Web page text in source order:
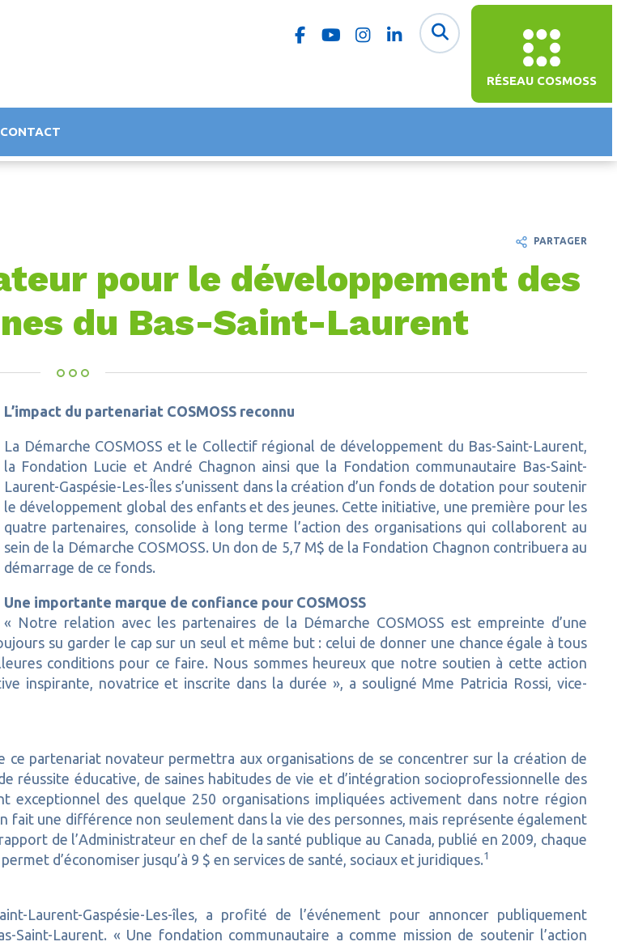
RÉSEAU COSMOSS
CONTACT
pour le développement des
du Bas-Saint-Laurent
L’impact du partenariat COSMOSS reconnu
La Démarche COSMOSS et le Collectif régional de développement du Bas-Saint-Laurent,
la Fondation Lucie et André Chagnon ainsi que la Fondation communautaire Bas-Saint-
Laurent-Gaspésie-Les-Îles s’unissent dans la création d’un fonds de dotation pour soutenir
le développement global des enfants et des jeunes. Cette initiative, une première pour les
quatre partenaires, consolide à long terme l’action des organisations qui collaborent au
sein de la Démarche COSMOSS. Un don de 5,7 M$ de la Fondation Chagnon contribuera au
démarrage de ce fonds.
Une importante marque de confiance pour COSMOSS
« Notre relation avec les partenaires de la Démarche COSMOSS est empreinte d’une
su garder le cap sur un seul et même but : celui de donner une chance égale à tous
conditions pour ce faire. Nous sommes heureux que notre soutien à cette action
novatrice et inscrite dans la durée », a souligné Mme Patricia Rossi, vice-
ce partenariat novateur permettra aux organisations de se concentrer sur la création de
éducative, de saines habitudes de vie et d’intégration socioprofessionnelle des
exceptionnel des quelque 250 organisations impliquées activement dans notre région
fait une différence non seulement dans la vie des personnes, mais représente également
de l’Administrateur en chef de la santé publique au Canada, publié en 2009, chaque
d’économiser jusqu’à 9 $ en services de santé, sociaux et juridiques.1
Laurent-Gaspésie-Les-îles, a profité de l’événement pour annoncer publiquement
Laurent. « Une fondation communautaire a comme mission de soutenir l’action
PARTAGER